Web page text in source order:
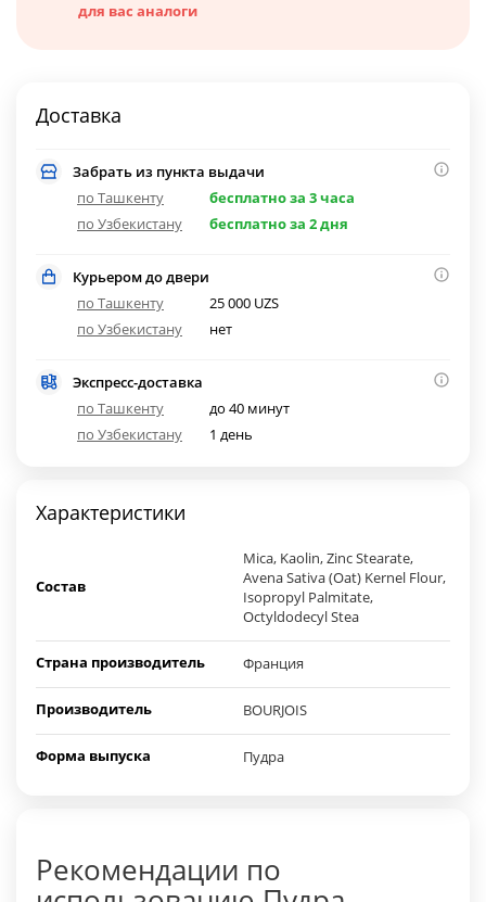
для вас аналоги
Доставка
Забрать из пункта выдачи
по Ташкенту
бесплатно за 3 часа
по Узбекистану
бесплатно за 2 дня
Курьером до двери
по Ташкенту
25 000 UZS
по Узбекистану
нет
Экспресс-доставка
по Ташкенту
до 40 минут
по Узбекистану
1 день
Характеристики
Состав
Mica, Kaolin, Zinc Stearate,
Avena Sativa (Oat) Kernel Flour,
Isopropyl Palmitate,
Octyldodecyl Stea
Страна производитель Франция
Производитель BOURJOIS
Форма выпуска Пудра
Рекомендации по